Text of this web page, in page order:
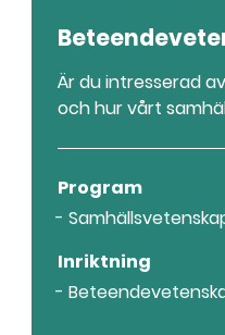
Är du intresserad
och hur vårt
Program
Inriktning